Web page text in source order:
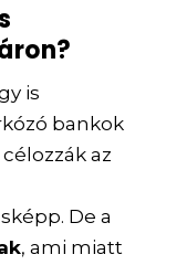
is
bankok
célozzák az
. De a
, ami miatt